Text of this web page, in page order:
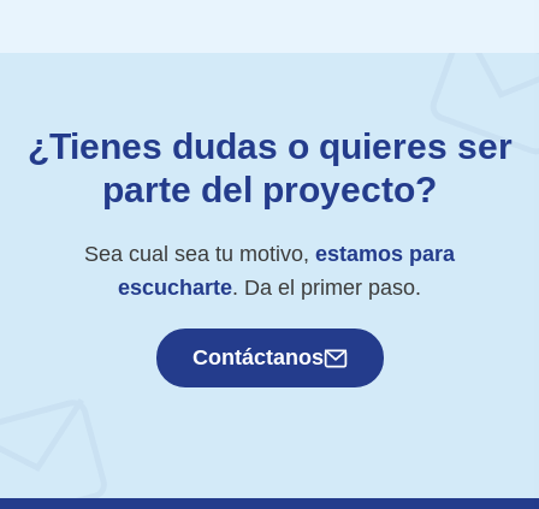
¿Tienes dudas o quieres ser
parte del proyecto?
Sea cual sea tu motivo, estamos para
escucharte. Da el primer paso.
Contáctanos